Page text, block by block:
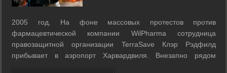
2005 год. На фоне массовых протестов против
фармацевтической компании WilPharma сотрудница
правозащитной организации TerraSave Клэр Рэдфилд
прибывает в аэропорт Харвардвиля. Внезапно рядом
падает самолёт, который оказывается полон заражёнными